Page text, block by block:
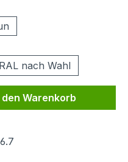
RAL nach Wahl
den
den Warenkorb